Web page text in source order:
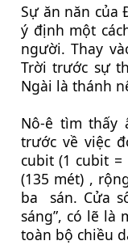
Sự ăn năn của
ý định một
người. Thay
Trời trước sự
Ngài là thánh
Nô-ê tìm thấy
trước về việc
cubit (1 cubit =
(135 mét) ,
ba  sán. Cửa
sáng”, có lẽ là
toàn bộ chiều